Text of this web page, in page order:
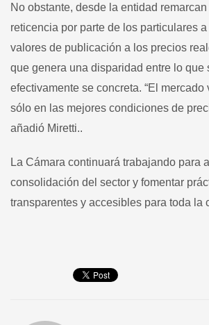
No obstante, desde la entidad
reticencia por parte de los particulares
valores de publicación a los precios
que genera una disparidad entre lo que
efectivamente se concreta. “El
sólo en las mejores condiciones de
añadió Miretti..
La Cámara continuará trabajando para
consolidación del sector y fomentar
transparentes y accesibles para toda la